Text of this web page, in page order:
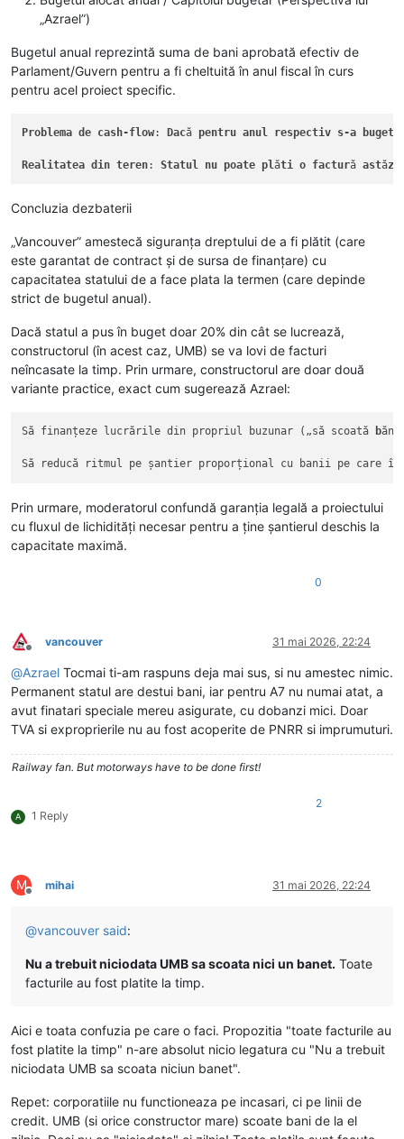
„Azrael”)
Bugetul anual reprezintă suma de bani aprobată efectiv de
Parlament/Guvern pentru a fi cheltuită în anul fiscal în curs
pentru acel proiect specific.
Problema de cash-flow: Dacă pentru anul respectiv s-a
Realitatea din teren: Statul nu poate plăti o factură astăzi
Concluzia dezbaterii
„Vancouver” amestecă siguranța dreptului de a fi plătit (care
este garantat de contract și de sursa de finanțare) cu
capacitatea statului de a face plata la termen (care depinde
strict de bugetul anual).
Dacă statul a pus în buget doar 20% din cât se lucrează,
constructorul (în acest caz, UMB) se va lovi de facturi
neîncasate la timp. Prin urmare, constructorul are doar două
variante practice, exact cum sugerează Azrael:
Să finanțeze lucrările din propriul buzunar („să scoată b
Să reducă ritmul pe șantier proporțional cu banii pe care î
Prin urmare, moderatorul confundă garanția legală a proiectului
cu fluxul de lichidități necesar pentru a ține șantierul deschis la
capacitate maximă.
0
Deconectat
vancouver 31 mai 2026, 22:24
@Azrael Tocmai ti-am raspuns deja mai sus, si nu amestec nimic.
Permanent statul are destui bani, iar pentru A7 nu numai atat, a
avut finatari speciale mereu asigurate, cu dobanzi mici. Doar
TVA si exproprierile nu au fost acoperite de PNRR si imprumuturi.
Railway fan. But motorways have to be done first!
A 1 Reply
2
M
Deconectat
mihai 31 mai 2026, 22:24
@vancouver said:
Nu a trebuit niciodata UMB sa scoata nici un banet. Toate
facturile au fost platite la timp.
Aici e toata confuzia pe care o faci. Propozitia "toate facturile au
fost platite la timp" n-are absolut nicio legatura cu "Nu a trebuit
niciodata UMB sa scoata niciun banet".
Repet: corporatiile nu functioneaza pe incasari, ci pe linii de
credit. UMB (si orice constructor mare) scoate bani de la el